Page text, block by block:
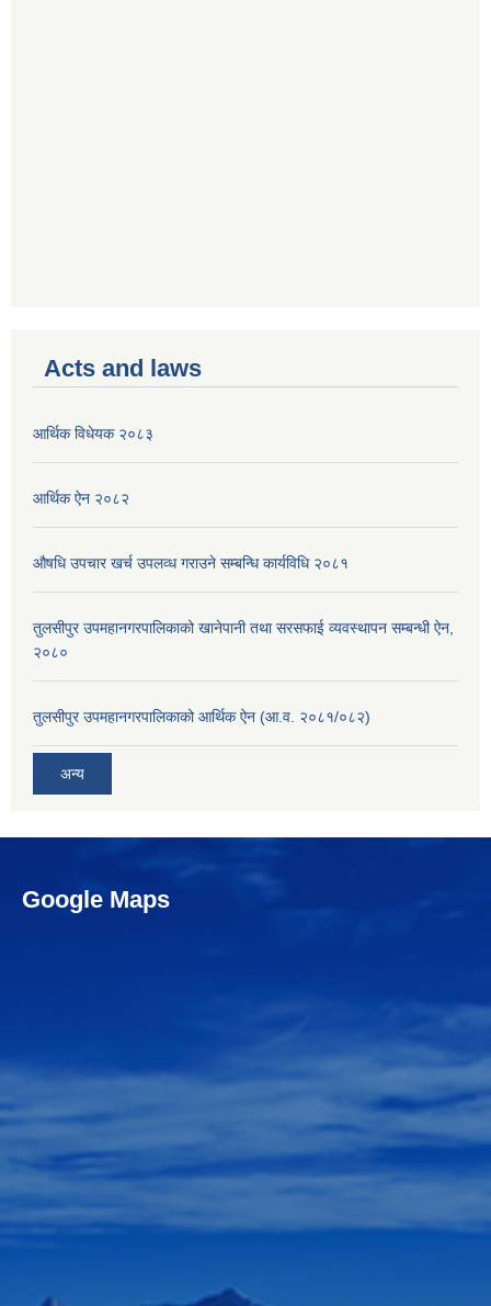
Acts and laws
आर्थिक विधेयक २०८३
आर्थिक ऐन २०८२
औषधि उपचार खर्च उपलव्ध गराउने सम्बन्धि कार्यविधि २०८१
तुलसीपुर उपमहानगरपालिकाको खानेपानी तथा सरसफाई व्यवस्थापन सम्बन्धी ऐन,
२०८०
तुलसीपुर उपमहानगरपालिकाको आर्थिक ऐन (आ.व. २०८१/०८२)
अन्य
Google Maps